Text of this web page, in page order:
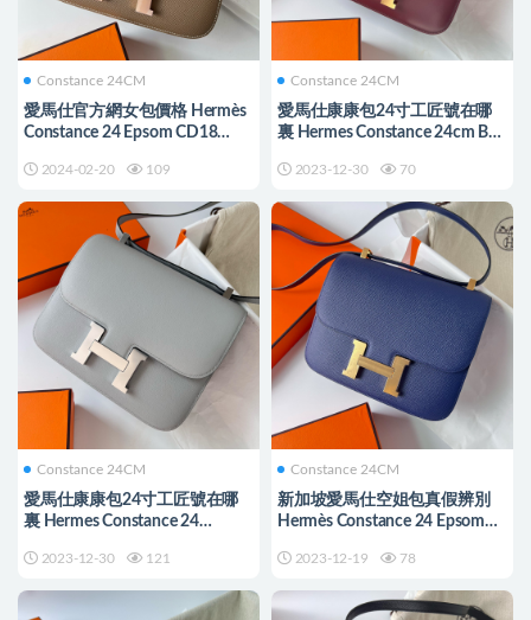
Constance 24CM
愛馬仕官方網女包價格 Hermès
Constance 24 Epsom CD18
2024-02-20 109
Constance 24CM
愛馬仕康康包24寸工匠號在哪
裏 Hermes Constance 24cm Box
2023-12-30 70
Constance 24CM
愛馬仕康康包24寸工匠號在哪
裏 Hermes Constance 24
灰2023-12-30 121
Constance 24CM
新加坡愛馬仕空姐包真假辨別
Hermès Constance 24 Epsom
2023-12-19 78